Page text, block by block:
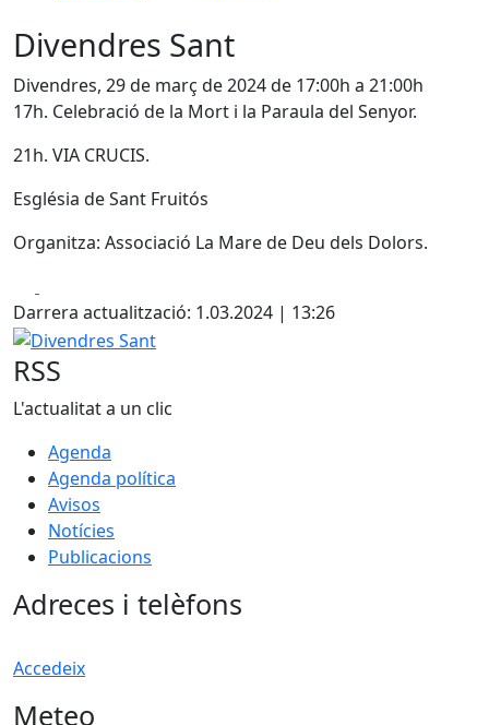
Divendres Sant
Divendres, 29 de març de 2024 de 17:00h a 21:00h
17h. Celebració de la Mort i la Paraula del Senyor.
21h. VIA CRUCIS.
Església de Sant Fruitós
Organitza: Associació La Mare de Deu dels Dolors.
Darrera actualització: 1.03.2024 | 13:26
Divendres Sant
RSS
L'actualitat a un clic
Agenda
Agenda política
Avisos
Notícies
Publicacions
Adreces i telèfons
Accedeix
Meteo